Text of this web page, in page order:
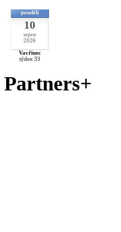
pondělí
10
srpen
2026
Vavřinec
týden 33
Partners+